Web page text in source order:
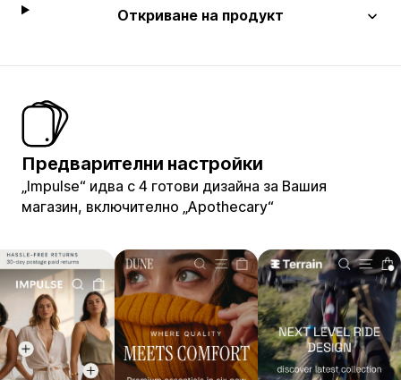
Откриване на продукт
Предварителни настройки
„Impulse“ идва с 4 готови дизайна за Вашия
магазин, включително „Apothecary“